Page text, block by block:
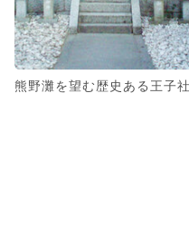
熊野灘を望む歴史ある王子社